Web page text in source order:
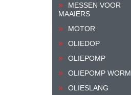
MESSEN VOOR
MAAIERS
MOTOR
OLIEDOP
OLIEPOMP
OLIEPOMP WORM
OLIESLANG